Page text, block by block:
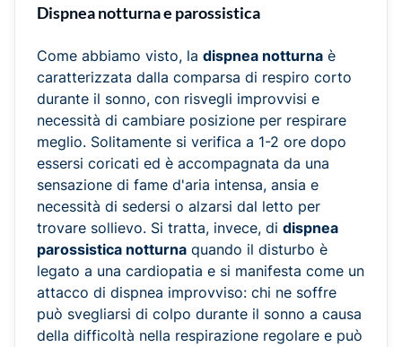
Dispnea notturna e parossistica
Come abbiamo visto, la dispnea notturna è
caratterizzata dalla comparsa di respiro corto
durante il sonno, con risvegli improvvisi e
necessità di cambiare posizione per respirare
meglio. Solitamente si verifica a 1-2 ore dopo
essersi coricati ed è accompagnata da una
sensazione di fame d'aria intensa, ansia e
necessità di sedersi o alzarsi dal letto per
trovare sollievo. Si tratta, invece, di dispnea
parossistica notturna quando il disturbo è
legato a una cardiopatia e si manifesta come un
attacco di dispnea improvviso: chi ne soffre
può svegliarsi di colpo durante il sonno a causa
della difficoltà nella respirazione regolare e può